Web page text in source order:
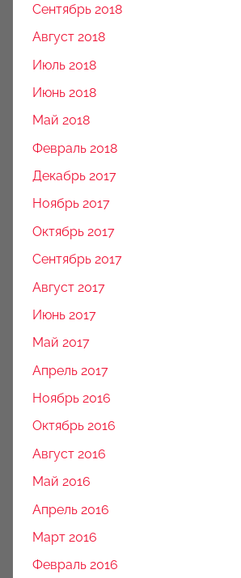
Сентябрь 2018
Август 2018
Июль 2018
Июнь 2018
Май 2018
Февраль 2018
Декабрь 2017
Ноябрь 2017
Октябрь 2017
Сентябрь 2017
Август 2017
Июнь 2017
Май 2017
Апрель 2017
Ноябрь 2016
Октябрь 2016
Август 2016
Май 2016
Апрель 2016
Март 2016
Февраль 2016